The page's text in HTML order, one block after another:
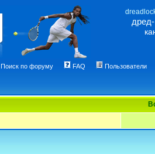
Поиск по форуму FAQ Пользователи